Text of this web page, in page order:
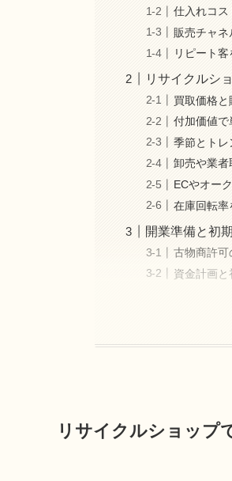
仕入れコス
販売チャ
リピート
リサイクルシ
買取価格
付加価値
季節とトレ
卸売や業者
ECやオー
在庫回転
開業準備と初
古物商許可
資金計画
リサイクルショップ